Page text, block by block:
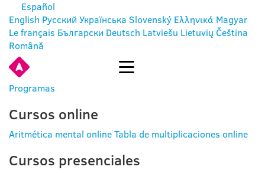
Español
English Русский Українська Slovenský Ελληνικά Magyar
Le français Български Deutsch Latviešu Lietuvių Čeština
Română
Programas
Cursos online
Aritmética mental onlineTabla de multiplicaciones online
Cursos presenciales